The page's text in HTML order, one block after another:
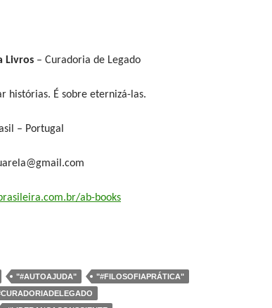
Livros– Curadoria de Legado
histórias. É sobre eternizá-las.
– Portugal
ab-books
"#AUTOAJUDA"
"#FILOSOFIAPRÁTICA"